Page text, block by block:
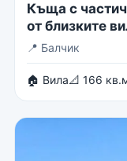
Къща с
от близките
📍 Балчик
🏠 Вила📐 166